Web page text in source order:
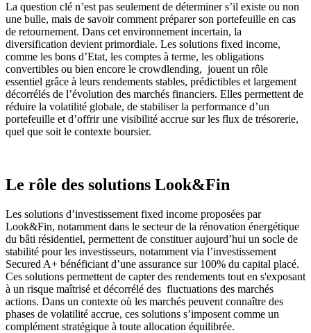
La question clé n’est pas seulement de déterminer s’il existe ou non
une bulle, mais de savoir comment préparer son portefeuille en cas
de retournement. Dans cet environnement incertain, la
diversification devient primordiale. Les solutions fixed income,
comme les bons d’Etat, les comptes à terme, les obligations
convertibles ou bien encore le crowdlending, jouent un rôle
essentiel grâce à leurs rendements stables, prédictibles et largement
décorrélés de l’évolution des marchés financiers. Elles permettent de
réduire la volatilité globale, de stabiliser la performance d’un
portefeuille et d’offrir une visibilité accrue sur les flux de trésorerie,
quel que soit le contexte boursier.
Le rôle des solutions Look&Fin
Les solutions d’investissement fixed income proposées par
Look&Fin, notamment dans le secteur de la rénovation énergétique
du bâti résidentiel, permettent de constituer aujourd’hui un socle de
stabilité pour les investisseurs, notamment via l’investissement
Secured A+ bénéficiant d’une assurance sur 100% du capital placé.
Ces solutions permettent de capter des rendements tout en s'exposant
à un risque maîtrisé et décorrélé des fluctuations des marchés
actions. Dans un contexte où les marchés peuvent connaître des
phases de volatilité accrue, ces solutions s’imposent comme un
complément stratégique à toute allocation équilibrée.